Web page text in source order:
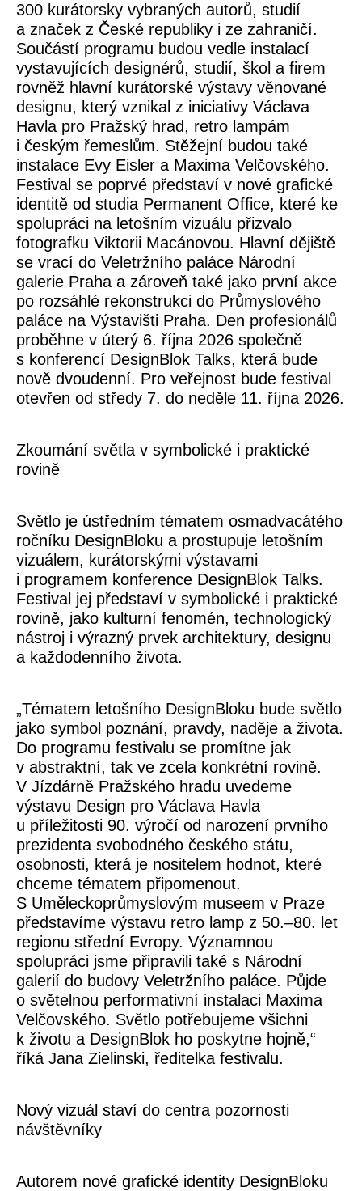
300 kurátorsky vybraných autorů, studií
a značek z České republiky i ze zahraničí.
Součástí programu budou vedle instalací
vystavujících designérů, studií, škol a firem
rovněž hlavní kurátorské výstavy věnované
designu, který vznikal z iniciativy Václava
Havla pro Pražský hrad, retro lampám
i českým řemeslům. Stěžejní budou také
instalace Evy Eisler a Maxima Velčovského.
Festival se poprvé představí v nové grafické
identitě od studia Permanent Office, které ke
spolupráci na letošním vizuálu přizvalo
fotografku Viktorii Macánovou. Hlavní dějiště
se vrací do Veletržního paláce Národní
galerie Praha a zároveň také jako první akce
po rozsáhlé rekonstrukci do Průmyslového
paláce na Výstavišti Praha. Den profesionálů
proběhne v úterý 6. října 2026 společně
s konferencí DesignBlok Talks, která bude
nově dvoudenní. Pro veřejnost bude festival
otevřen od středy 7. do neděle 11. října 2026.
Zkoumání světla v symbolické i praktické
rovině
Světlo je ústředním tématem osmadvacátého
ročníku DesignBloku a prostupuje letošním
vizuálem, kurátorskými výstavami
i programem konference DesignBlok Talks.
Festival jej představí v symbolické i praktické
rovině, jako kulturní fenomén, technologický
nástroj i výrazný prvek architektury, designu
a každodenního života.
„Tématem letošního DesignBloku bude světlo
jako symbol poznání, pravdy, naděje a života.
Do programu festivalu se promítne jak
v abstraktní, tak ve zcela konkrétní rovině.
V Jízdárně Pražského hradu uvedeme
výstavu Design pro Václava Havla
u příležitosti 90. výročí od narození prvního
prezidenta svobodného českého státu,
osobnosti, která je nositelem hodnot, které
chceme tématem připomenout.
S Uměleckoprůmyslovým museem v Praze
představíme výstavu retro lamp z 50.–80. let
regionu střední Evropy. Významnou
spolupráci jsme připravili také s Národní
galerií do budovy Veletržního paláce. Půjde
o světelnou performativní instalaci Maxima
Velčovského. Světlo potřebujeme všichni
k životu a DesignBlok ho poskytne hojně,“
říká Jana Zielinski, ředitelka festivalu.
Nový vizuál staví do centra pozornosti
návštěvníky
Autorem nové grafické identity DesignBloku